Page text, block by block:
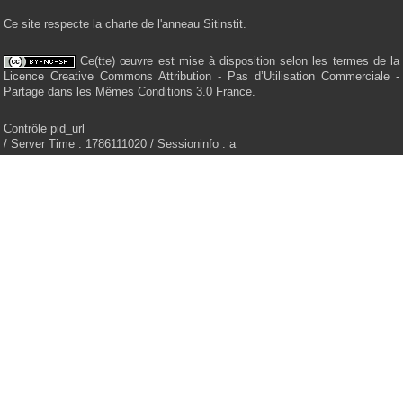
Ce site respecte la charte de l'anneau Sitinstit.
Ce(tte) œuvre est mise à disposition selon les termes de la
Licence Creative Commons Attribution - Pas d’Utilisation Commerciale -
Partage dans les Mêmes Conditions 3.0 France.
Contrôle pid_url
/ Server Time : 1786111020 / Sessioninfo : a